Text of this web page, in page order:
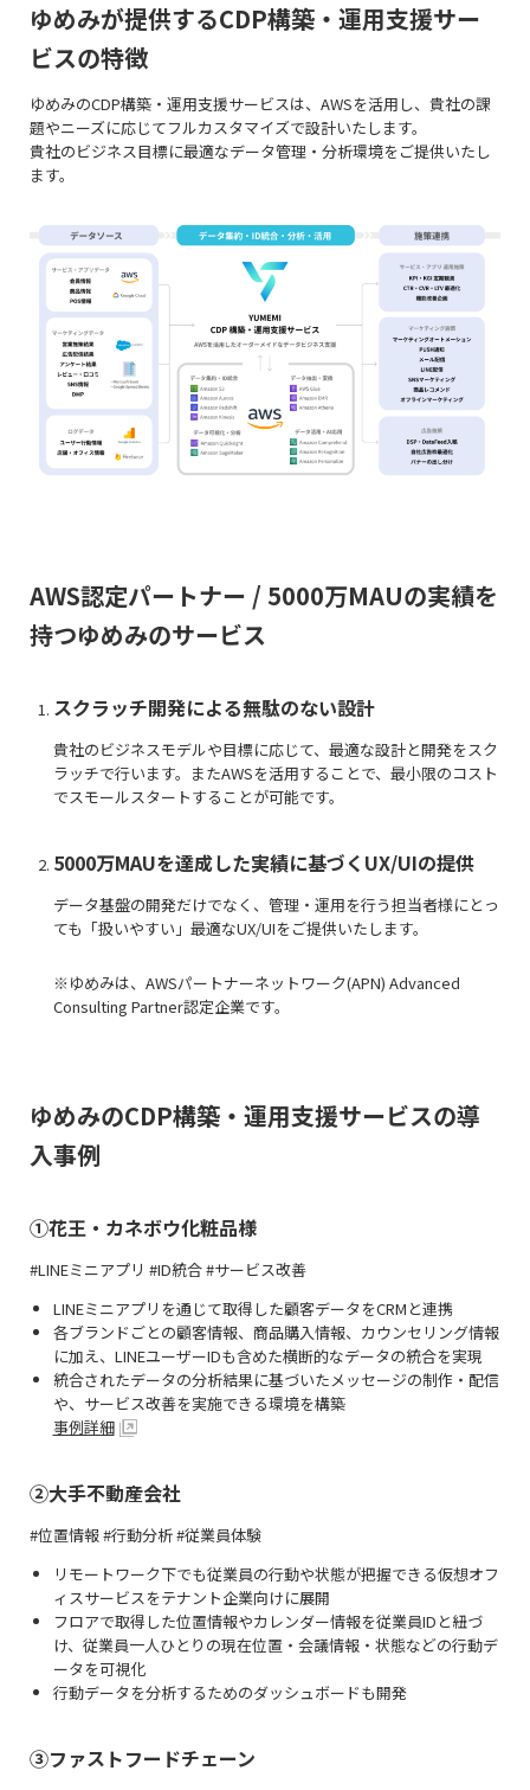
ゆめみが提供するCDP構築・運用支援サー
ビスの特徴
ゆめみのCDP構築・運用支援サービスは、AWSを活用し、貴社の課
題やニーズに応じてフルカスタマイズで設計いたします。
貴社のビジネス目標に最適なデータ管理・分析環境をご提供いたし
ます。
AWS認定パートナー / 5000万MAUの実績を
持つゆめみのサービス
スクラッチ開発による無駄のない設計
貴社のビジネスモデルや目標に応じて、最適な設計と開発をスク
ラッチで行います。またAWSを活用することで、最小限のコスト
でスモールスタートすることが可能です。
5000万MAUを達成した実績に基づくUX/UIの提供
データ基盤の開発だけでなく、管理・運用を行う担当者様にとっ
ても「扱いやすい」最適なUX/UIをご提供いたします。
※ゆめみは、AWSパートナーネットワーク(APN) Advanced
Consulting Partner認定企業です。
ゆめみのCDP構築・運用支援サービスの導
入事例
①花王・カネボウ化粧品様
#LINEミニアプリ #ID統合 #サービス改善
LINEミニアプリを通じて取得した顧客データをCRMと連携
各ブランドごとの顧客情報、商品購入情報、カウンセリング情報
に加え、LINEユーザーIDも含めた横断的なデータの統合を実現
統合されたデータの分析結果に基づいたメッセージの制作・配信
や、サービス改善を実施できる環境を構築
事例詳細
②大手不動産会社
#位置情報 #行動分析 #従業員体験
リモートワーク下でも従業員の行動や状態が把握できる仮想オフ
ィスサービスをテナント企業向けに展開
フロアで取得した位置情報やカレンダー情報を従業員IDと紐づ
け、従業員一人ひとりの現在位置・会議情報・状態などの行動デ
ータを可視化
行動データを分析するためのダッシュボードも開発
③ファストフードチェーン